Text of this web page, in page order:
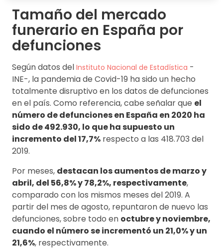
Tamaño del mercado
funerario en España por
defunciones
Según datos del Instituto Nacional de Estadística -
INE-, la pandemia de Covid-19 ha sido un hecho
totalmente disruptivo en los datos de defunciones
en el país. Como referencia, cabe señalar que el
número de defunciones en España en 2020 ha
sido de 492.930, lo que ha supuesto un
incremento del 17,7% respecto a las 418.703 del
2019.
Por meses, destacan los aumentos de marzo y
abril, del 56,8% y 78,2%, respectivamente,
comparado con los mismos meses del 2019. A
partir del mes de agosto, repuntaron de nuevo las
defunciones, sobre todo en octubre y noviembre,
cuando el número se incrementó un 21,0% y un
21,6%, respectivamente.